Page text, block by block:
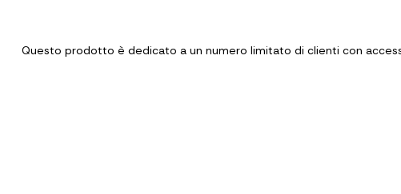
Questo prodotto è dedicato a un numero limitato di clienti con